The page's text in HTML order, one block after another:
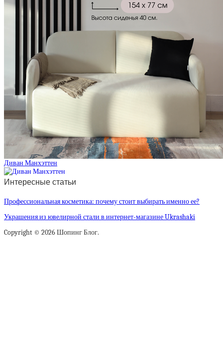
Диван Манхэттен
Интересные статьи
Профессиональная косметика: почему стоит выбирать именно ее?
Украшения из ювелирной стали в интернет-магазине Ukrashaki
Copyright © 2026 Шопинг Блог.